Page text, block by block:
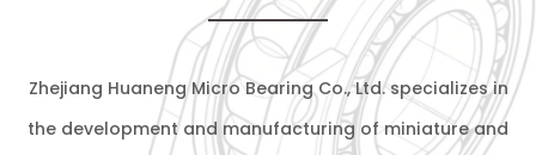
Zhejiang Huaneng Micro Bearing Co., Ltd. specializes in
the development and manufacturing of miniature and